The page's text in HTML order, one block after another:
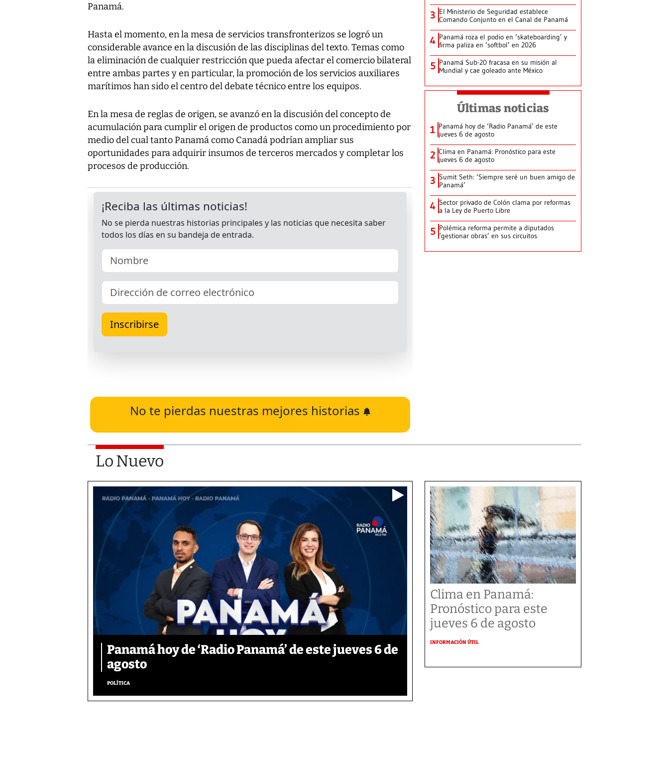
Panamá.
Hasta el momento, en la mesa de servicios transfronterizos se logró un
considerable avance en la discusión de las disciplinas del texto. Temas como
la eliminación de cualquier restricción que pueda afectar el comercio bilateral
entre ambas partes y en particular, la promoción de los servicios auxiliares
marítimos han sido el centro del debate técnico entre los equipos.
En la mesa de reglas de origen, se avanzó en la discusión del concepto de
acumulación para cumplir el origen de productos como un procedimiento por
medio del cual tanto Panamá como Canadá podrían ampliar sus
oportunidades para adquirir insumos de terceros mercados y completar los
procesos de producción.
No te pierdas nuestras mejores historias
3 El Ministerio de Seguridad establece
Comando Conjunto en el Canal de Panamá
4 Panamá roza el podio en ‘skateboarding’ y
firma paliza en ‘softbol’ en 2026
5 Panamá Sub-20 fracasa en su misión al
Mundial y cae goleado ante México
Últimas noticias
1 Panamá hoy de ‘Radio Panamá’ de este
jueves 6 de agosto
2 Clima en Panamá: Pronóstico para este
jueves 6 de agosto
3 Sumit Seth: ‘Siempre seré un buen amigo de
Panamá’
4 Sector privado de Colón clama por reformas
a la Ley de Puerto Libre
5 Polémica reforma permite a diputados
‘gestionar obras’ en sus circuitos
Lo Nuevo
Panamá hoy de ‘Radio Panamá’ de este jueves 6 de
agosto
POLÍTICA
Clima en Panamá:
Pronóstico para este
jueves 6 de agosto
INFORMACIÓN ÚTIL